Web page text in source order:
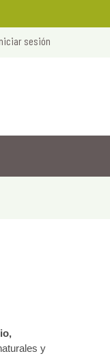
sesión
y